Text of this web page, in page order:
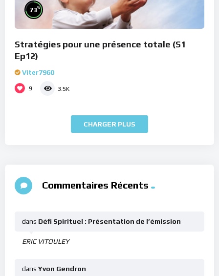
73%
Stratégies pour une présence totale (S1
Ep12)
Viter7960
9 3.5K
CHARGER PLUS
Commentaires Récents
ERIC VITOULEY
dans Défi Spirituel : Présentation de l’émission
dans Yvon Gendron